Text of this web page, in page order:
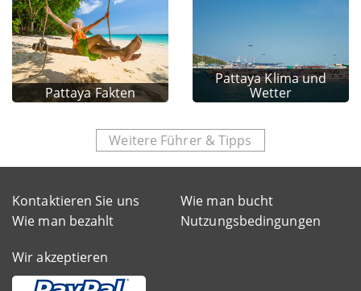
Pattaya Fakten
Pattaya Klima und
Wetter
Weitere Führer & Tipps
Kontaktieren Sie uns
Wie man bucht
Wie man bezahlt
Nutzungsbedingungen
Wir akzeptieren